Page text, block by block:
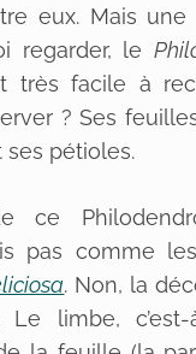
eux. Mais une
regarder, le
très facile à
? Ses
pétioles.
ce
pas comme
. Non, la
Le limbe,